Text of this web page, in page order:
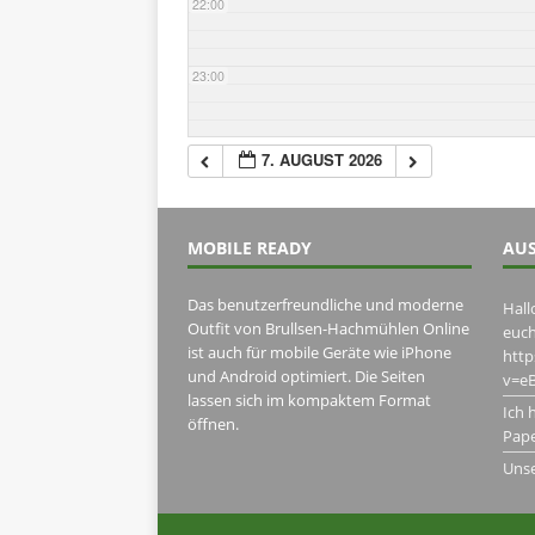
22:00
23:00
7. AUGUST 2026
MOBILE READY
Das benutzerfreundliche und moderne
Outfit von Brullsen-Hachmühlen Online
ist auch für mobile Geräte wie iPhone
und Android optimiert. Die Seiten
lassen sich im kompaktem Format
öffnen.
Ich